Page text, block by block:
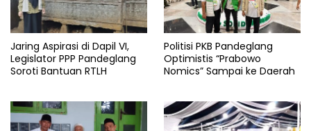
Jaring Aspirasi di Dapil VI,
Legislator PPP Pandeglang
Soroti Bantuan RTLH
Politisi PKB Pandeglang
Optimistis “Prabowo
Nomics” Sampai ke Daerah